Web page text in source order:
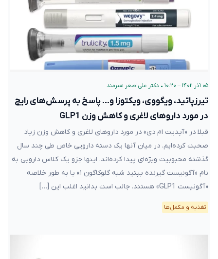
۰۵ آذر ۱۴۰۲ – ۱۰:۲۰ • دکتر علی‌اصغر هنرمند
تیرزپاتید، ویگووی، ویکتوزا و… پاسخ به پرسش‌های رایج
در مورد داروهای لاغری و کاهش وزن GLP1
قبلا در «آپدیت ام دی» در مورد داروهای لاغری و کاهش وزن زیاد
صحبت کرده‌ایم. در میان آنها یک دسته دارویی خاص طی چند سال
گذشته محبوبیت ویژه‌ای پیدا کرده‌اند. اینها جزو یک کلاس دارویی به
نام «آگونیست گیرنده پپتید شبه گلوکاگون ۱» یا به طور خلاصه
«آگونیست GLP1» هستند. جالب است بدانید اغلب این […]
تغذیه و مکمل‌ها